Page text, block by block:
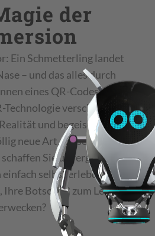
der
Ein Schmetterling landet
– und das alles durch
eines QR-Codes. Mit
verschmilzt
und begeistert Ihre
neue Art. Lassen Sie Ihre
Sie unvergessliche
selbst erleben muss.
Ihre Botschaft zum Leben zu